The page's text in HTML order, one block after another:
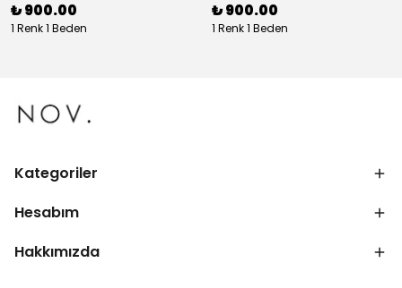
₺ 900.00
1 Renk 1 Beden
₺ 900.00
1 Renk 1 Beden
Kategoriler
Hesabım
Hakkımızda